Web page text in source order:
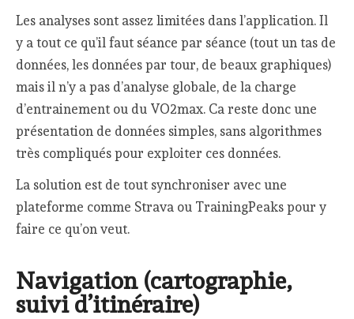
Les analyses sont assez limitées dans l’application. Il
y a tout ce qu’il faut séance par séance (tout un tas de
données, les données par tour, de beaux graphiques)
mais il n’y a pas d’analyse globale, de la charge
d’entrainement ou du VO2max. Ca reste donc une
présentation de données simples, sans algorithmes
très compliqués pour exploiter ces données.
La solution est de tout synchroniser avec une
plateforme comme Strava ou TrainingPeaks pour y
faire ce qu’on veut.
Navigation (cartographie,
suivi d’itinéraire)